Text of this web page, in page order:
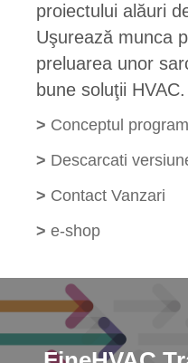
proiectului alăuri
Uşurează munca
preluarea unor
bune soluţii HVAC.
> Conceptul
> Descarcati
> Contact Vanzari
> e-shop